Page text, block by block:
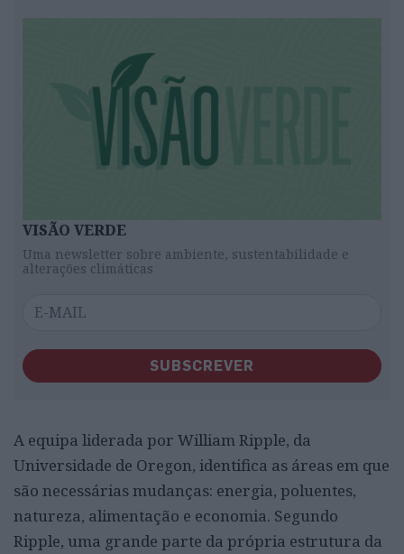
VISÃO VERDE
Uma newsletter sobre ambiente, sustentabilidade e
alterações climáticas
SUBSCREVER
A equipa liderada por William Ripple, da
Universidade de Oregon, identifica as áreas em que
são necessárias mudanças: energia, poluentes,
natureza, alimentação e economia. Segundo
Ripple, uma grande parte da própria estrutura da